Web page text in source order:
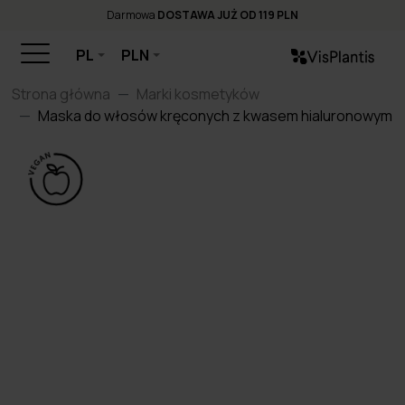
Darmowa DOSTAWA JUŻ OD 119 PLN
PL
PLN
Strona główna
Marki kosmetyków
Maska do włosów kręconych z kwasem hialuronowym